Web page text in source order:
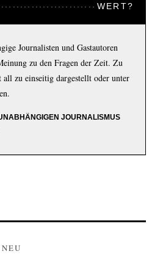
WERT?
Journalisten und Gastautoren
zu den Fragen der Zeit. Zu
all zu einseitig dargestellt oder unter
JOURNALISMUS
NEU